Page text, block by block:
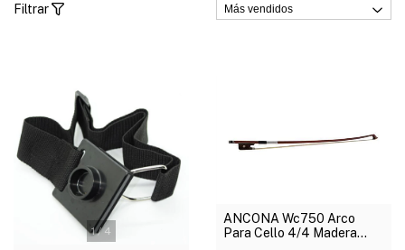
Filtrar
1/4
ANCONA Wc750 Arco
Para Cello 4/4 Madera